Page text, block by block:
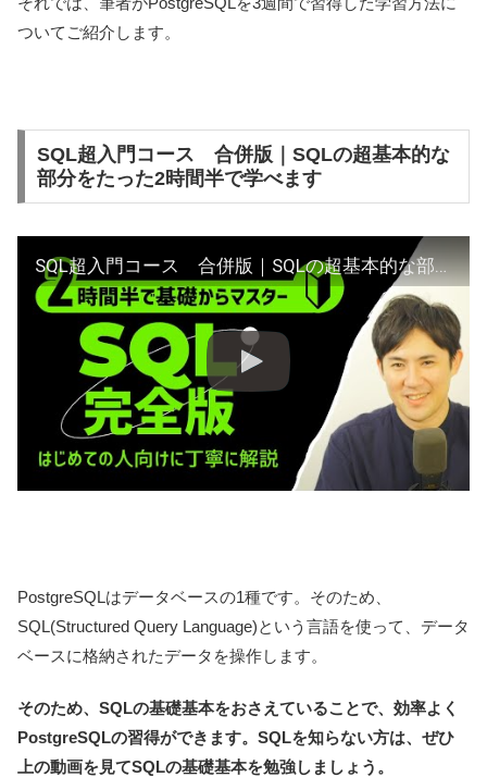
ついてご紹介します。
SQL超入門コース 合併版｜SQLの超基本的な
部分をたった2時間半で学べます
SQL超入門コース 合併版｜SQLの超基本的な部分をたった2時間半で学べます【SQL初心者向け入門講座】
PostgreSQLはデータベースの1種です。そのため、
SQL(Structured Query Language)という言語を使って、データ
ベースに格納されたデータを操作します。
そのため、SQLの基礎基本をおさえていることで、効率よく
PostgreSQLの習得ができます。SQLを知らない方は、ぜひ
上の動画を見てSQLの基礎基本を勉強しましょう。